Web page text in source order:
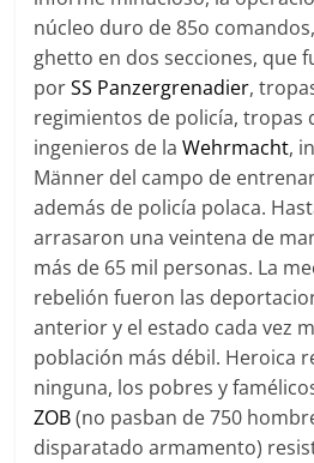
núcleo duro de 85o
ghetto en dos secciones, que
porSS Panzergrenadier,
regimientos de policía, tropas
ingenieros de laWehrmacht,
Männer del campo de
además de policía polaca.
arrasaron una veintena de
más de 65 mil personas. La
rebelión fueron las
anterior y el estado cada vez
población más débil. Heroica
ninguna, los pobres y
ZOB(no pasban de 750
disparatado armamento)